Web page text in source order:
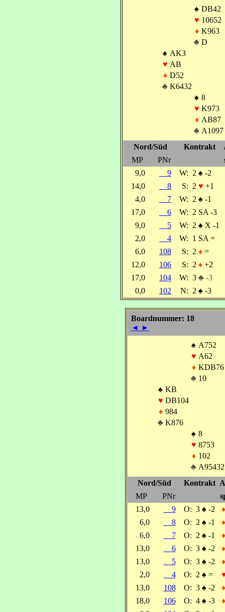
♠ DB42
♥ 10652
♦ K963
♣ D
♠ AK3
♥ AB
♦ D52
♣ K6432
♠ 8
♥ K973
♦ AB87
♣ A1097
Nord/Süd
Kontrakt
MP
PNr
9,0
9 W: 2 ♠ -2
14,0
8 S: 2 ♥ +1
4,0
7 W: 2 ♠ -1
17,0
6 W: 2 SA -3
9,0
5 W: 2 ♠ X -1
2,0
4 W: 1 SA =
6,0
108 S: 2 ♦ =
12,0
106 S: 2 ♦ +2
17,0
104 W: 3 ♣ -3
0,0
102 N: 2 ♠ -3
Boardnummer: 18
◄ ►
♠ A752
♥ A62
♦ KDB76
♣ 10
♠ KB
♥ DB104
♦ 984
♣ K876
♠ 8
♥ 8753
♦ 102
♣ A95432
Nord/Süd
Kontrakt
MP
PNr
13,0
9 O: 3 ♠ -2
♦
6,0
8 O: 2 ♠ -1
♦
6,0
7 O: 2 ♠ -1
♦
13,0
6 O: 3 ♠ -2
♦
13,0
5 O: 3 ♠ -2
♦
2,0
4 O: 2 ♠ =
13,0
108 O: 3 ♠ -2
♦
18,0
106 O: 4 ♠ -3
♦